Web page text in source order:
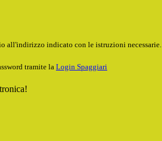
all'indirizzo indicato con le istruzioni necessarie.
tramite la Login Spaggiari